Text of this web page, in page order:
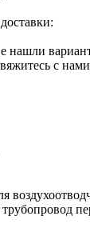
с
трубопровод